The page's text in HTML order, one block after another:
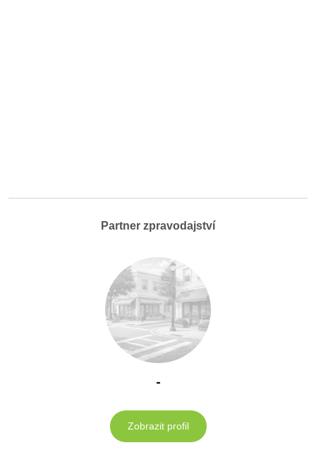
Partner zpravodajství
-
Zobrazit profil